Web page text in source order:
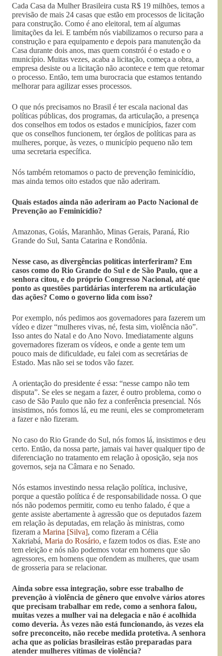
Cada Casa da Mulher Brasileira custa R$ 19 milhões, temos a
previsão de mais 24 casas que estão em processos de licitação
para construção. Como é ano eleitoral, tem aí algumas
limitações da lei. E também nós viabilizamos o recurso para a
construção e para equipamento e depois para manutenção da
Casa durante dois anos, mas quem constrói é o estado e o
município. Muitas vezes, acaba a licitação, começa a obra, a
empresa desiste ou a licitação não acontece e tem que retomar
o processo. Então, tem uma burocracia que estamos tentando
melhorar para agilizar esses processos.
O que nós precisamos no Brasil é ter escala nacional das
políticas públicas, dos programas, da articulação, a presença
dos conselhos em todos os estados e municípios, fazer com
que os conselhos funcionem, ter órgãos de políticas para as
mulheres, porque, às vezes, o município pequeno não tem
uma secretaria específica.
Nós também retomamos o pacto de prevenção feminicídio,
mas ainda temos oito estados que não aderiram.
Quais estados ainda não aderiram ao Pacto Nacional de
Prevenção ao Feminicídio?
Amazonas, Goiás, Maranhão, Minas Gerais, Paraná, Rio
Grande do Sul, Santa Catarina e Rondônia.
Nesse caso, as divergências políticas interferiram? Em
casos como do Rio Grande do Sul e de São Paulo, que a
senhora citou, e do próprio Congresso Nacional, até que
ponto as questões partidárias interferem na articulação
das ações? Como o governo lida com isso?
Por exemplo, nós pedimos aos governadores para fazerem um
vídeo e dizer “mulheres vivas, né, festa sim, violência não”.
Isso antes do Natal e do Ano Novo. Imediatamente alguns
governadores fizeram os vídeos, e onde a gente tem um
pouco mais de dificuldade, eu falei com as secretárias de
Estado. Mas não sei se todos vão fazer.
A orientação do presidente é essa: “nesse campo não tem
disputa”. Se eles se negam a fazer, é outro problema, como o
caso de São Paulo que não fez a conferência presencial. Nós
insistimos, nós fomos lá, eu me reuni, eles se comprometeram
a fazer e não fizeram.
No caso do Rio Grande do Sul, nós fomos lá, insistimos e deu
certo. Então, da nossa parte, jamais vai haver qualquer tipo de
diferenciação no tratamento em relação à oposição, seja nos
governos, seja na Câmara e no Senado.
Nós estamos investindo nessa relação política, inclusive,
porque a questão política é de responsabilidade nossa. O que
nós não podemos permitir, como eu tenho falado, é que a
gente assiste abertamente à agressão que os deputados fazem
em relação às deputadas, em relação às ministras, como
fizeram a Marina [Silva], como fizeram a Célia
Xakriabá, Maria do Rosário, e fazem todos os dias. Este ano
tem eleição e nós não podemos votar em homens que são
agressores, em homens que ofendem as mulheres, que usam
de grosseria para se relacionar.
Ainda sobre essa integração, sobre esse trabalho de
prevenção à violência de gênero que envolve vários atores
que precisam trabalhar em rede, como a senhora falou,
muitas vezes a mulher vai na delegacia e não é acolhida
como deveria. Às vezes não está funcionando, às vezes ela
sofre preconceito, não recebe medida protetiva. A senhora
acha que as polícias brasileiras estão preparadas para
atender mulheres vítimas de violência?